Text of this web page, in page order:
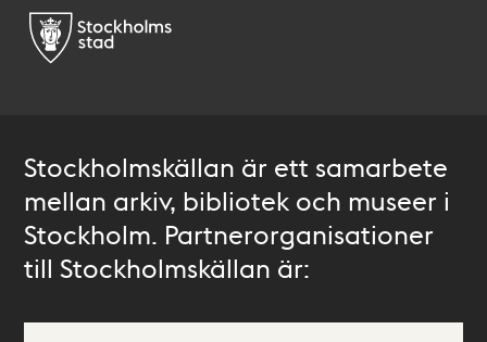
Stockholmskällan är ett samarbete
mellan arkiv, bibliotek och museer i
Stockholm. Partnerorganisationer
till Stockholmskällan är: